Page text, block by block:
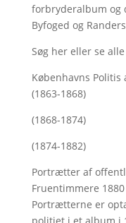
forbryderalbum og
Byfoged og
Søg hereller se
Københavns
(1863-1868)
(1868-1874)
(1874-1882)
Portrætter af
Fruentimmere 1880
Portrætterne er